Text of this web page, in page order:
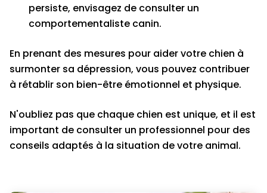
persiste, envisagez de consulter un
comportementaliste canin.
En prenant des mesures pour aider votre chien à
surmonter sa dépression, vous pouvez contribuer
à rétablir son bien-être émotionnel et physique.
N'oubliez pas que chaque chien est unique, et il est
important de consulter un professionnel pour des
conseils adaptés à la situation de votre animal.